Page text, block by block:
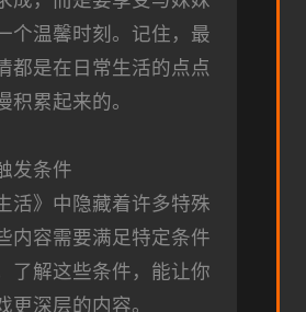
个温馨时刻。记住，最
都是在日常生活的点点
积累起来的。
发条件
活》中隐藏着许多特殊
内容需要满足特定条件
了解这些条件，能让你
更深层的内容。